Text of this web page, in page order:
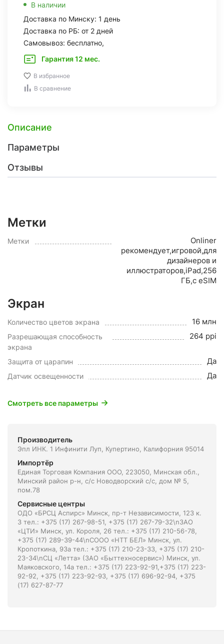
В наличии
Доставка по Минску: 1 день
Доставка по РБ: от 2 дней
Самовывоз: бесплатно,
Гарантия 12 мес.
В избранное
В сравнение
Описание
Параметры
Отзывы
Метки
Метки
Onliner
рекомендует,игровой,для
дизайнеров и
иллюстраторов,iPad,256
ГБ,с eSIM
Экран
Количество цветов экрана 16 млн
Разрешающая способность
экрана
264 ppi
Защита от царапин Да
Датчик освещенности Да
Смотреть все параметры
Производитель
Эпл ИНК. 1 Инфинити Луп, Купертино, Калифорния 95014
Импортёр
Единая Торговая Компания ООО, 223050, Минская обл.,
Минский район р-н, с/с Новодворский с/с, дом № 5,
пом.78
Сервисные центры
ОДО «БРСЦ Аспирс» Минск, пр-т Независимости, 123 к.
3 тел.: +375 (17) 267-98-51, +375 (17) 267-79-32\nЗАО
«ЦТИ» Минск, ул. Короля, 26 тел.: +375 (17) 210-56-78,
+375 (17) 289-39-44\nСООО «НТТ БЕЛ» Минск, ул.
Кропоткина, 93а тел.: +375 (17) 210-23-33, +375 (17) 210-
23-34\nСЦ «Летта» (ЗАО «Быттехносервис») Минск, ул.
Маяковского, 14а тел.: +375 (17) 223-92-91,+375 (17) 223-
92-92, +375 (17) 223-92-93, +375 (17) 696-92-94, +375
(17) 627-87-77